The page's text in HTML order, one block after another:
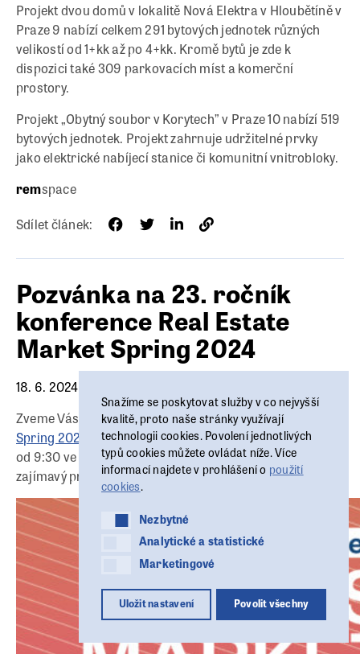
Projekt dvou domů v lokalitě Nová Elektra v Hloubětíně v
Praze 9 nabízí celkem 291 bytových jednotek různých
velikostí od 1+kk až po 4+kk. Kromě bytů je zde k
dispozici také 309 parkovacích míst a komerční
prostory.
Projekt „Obytný soubor v Korytech” v Praze 10 nabízí 519
bytových jednotek. Projekt zahrnuje udržitelné prvky
jako elektrické nabíjecí stanice či komunitní vnitrobloky.
remspace
Sdílet článek:
Pozvánka na 23. ročník
konference Real Estate
Market Spring 2024
18. 6. 2024
Zveme Vás na 23. ročník konferenceReal Estate Market
Spring 2024
, který se uskuteční již tuto středu 19. 6. 2024
od 9:30 ve Spojce Karlín v Praze. Můžete se těšit na
zajímavý program i řečníky!
Snažíme se poskytovat služby v co nejvyšší
kvalitě, proto naše stránky využívají
technologii cookies. Povolení jednotlivých
typů cookies můžete ovládat níže. Více
informací najdete v prohlášení o použití
cookies.
NezbytnéNezbytné
Analytické a statistické
Analytické a statistické
Marketingové
Marketingové
Uložit nastavení Povolit všechny